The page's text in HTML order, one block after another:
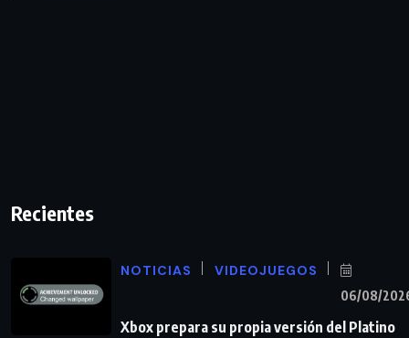
Recientes
NOTICIAS VIDEOJUEGOS
06/08/
Xbox prepara su propia versión del Platino